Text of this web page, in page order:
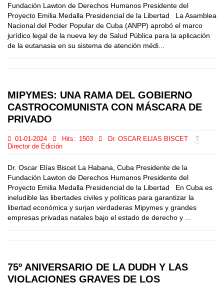
Fundación Lawton de Derechos Humanos Presidente del
Proyecto Emilia Medalla Presidencial de la Libertad La Asamblea
Nacional del Poder Popular de Cuba (ANPP) aprobó el marco
jurídico legal de la nueva ley de Salud Pública para la aplicación
de la eutanasia en su sistema de atención médi...
MIPYMES: UNA RAMA DEL GOBIERNO
CASTROCOMUNISTA CON MÁSCARA DE
PRIVADO
01-01-2024 Hits: 1503
Dr. OSCAR ELIAS BISCET
Director de Edición
Dr. Oscar Elías Biscet La Habana, Cuba Presidente de la
Fundación Lawton de Derechos Humanos Presidente del
Proyecto Emilia Medalla Presidencial de la Libertad En Cuba es
ineludible las libertades civiles y políticas para garantizar la
libertad económica y surjan verdaderas Mipymes y grandes
empresas privadas natales bajo el estado de derecho y ...
75º ANIVERSARIO DE LA DUDH Y LAS
VIOLACIONES GRAVES DE LOS